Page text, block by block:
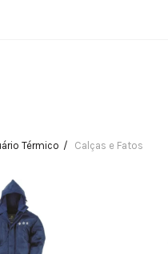
Térmico Calças e Fatos